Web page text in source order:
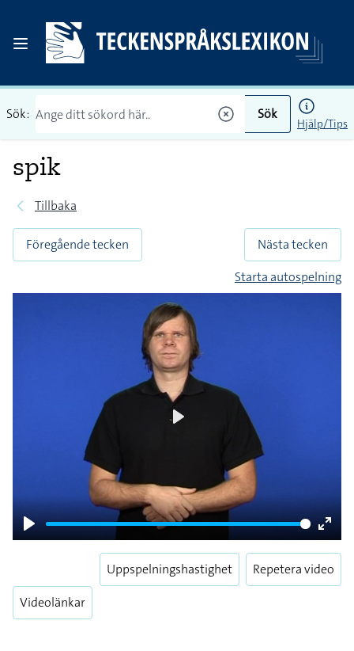
Sök: Sök
Hjälp/Tips
spik
Tillbaka
Föregående tecken
Nästa tecken
Starta autospelning
Play
Enter
Videolänkar
Uppspelningshastighet Repetera video